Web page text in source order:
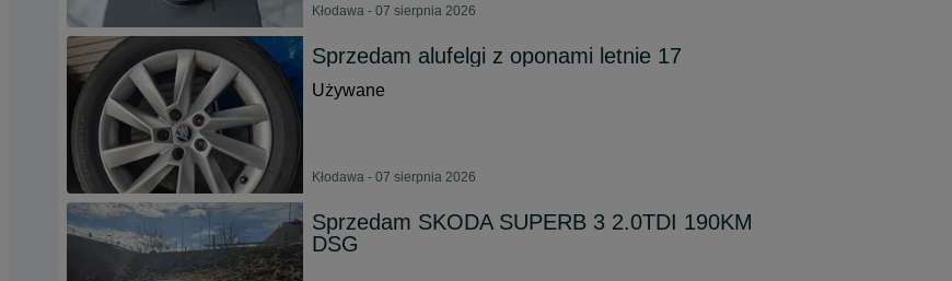
Kłodawa - 07 sierpnia 2026
Sprzedam alufelgi z oponami letnie 17
Używane
Kłodawa - 07 sierpnia 2026
Sprzedam SKODA SUPERB 3 2.0TDI 190KM
DSG